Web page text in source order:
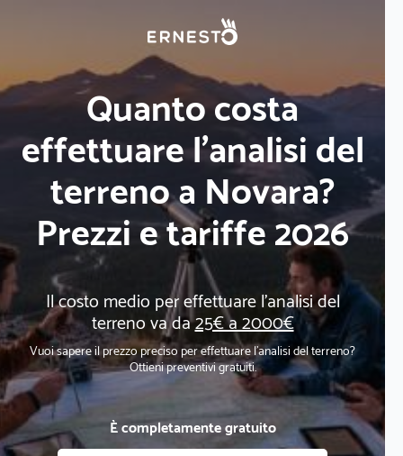
Quanto costa
effettuare l'analisi del
terreno a Novara?
Prezzi e tariffe 2026
Il costo medio per effettuare l'analisi del
terreno va da25€ a 2000€
Vuoi sapere il prezzo preciso per effettuare l'analisi del terreno?
Ottieni preventivi gratuiti.
È completamente gratuito